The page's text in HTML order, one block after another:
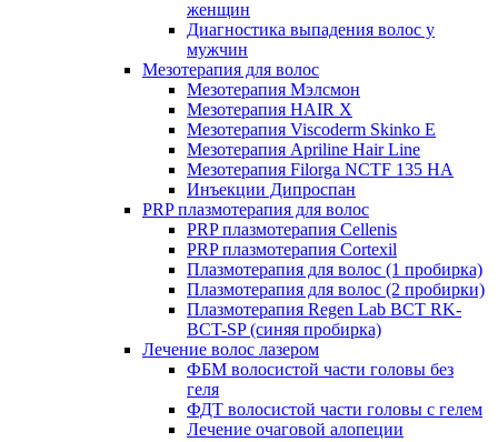
женщин
Диагностика выпадения волос у
мужчин
Мезотерапия для волос
Мезотерапия Мэлсмон
Мезотерапия HAIR X
Мезотерапия Viscoderm Skinko E
Мезотерапия Apriline Hair Line
Мезотерапия Filorga NCTF 135 HA
Инъекции Дипроспан
PRP плазмотерапия для волос
PRP плазмотерапия Cellenis
PRP плазмотерапия Cortexil
Плазмотерапия для волос (1 пробирка)
Плазмотерапия для волос (2 пробирки)
Плазмотерапия Regen Lab BCT RK-
BCT-SP (синяя пробирка)
Лечение волос лазером
ФБМ волосистой части головы без
геля
ФДТ волосистой части головы с гелем
Лечение очаговой алопеции